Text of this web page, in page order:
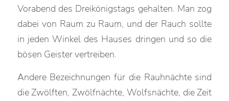
Vorabend des Dreikönigstags gehalten. Man zog
dabei von Raum zu Raum, und der Rauch sollte
in jeden Winkel des Hauses dringen und so die
bösen Geister vertreiben.
Andere Bezeichnungen für die Rauhnächte sind
die Zwölften, Zwölfnächte, Wolfsnächte, die Zeit